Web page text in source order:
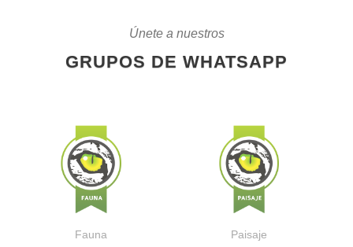
Únete a nuestros
GRUPOS DE WHATSAPP
Fauna Paisaje